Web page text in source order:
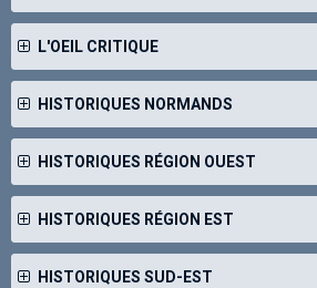
L'OEIL CRITIQUE
HISTORIQUES NORMANDS
HISTORIQUES RÉGION OUEST
HISTORIQUES RÉGION EST
HISTORIQUES SUD-EST